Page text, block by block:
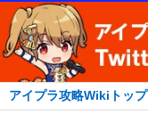
アイプラ攻略Wikiトップ